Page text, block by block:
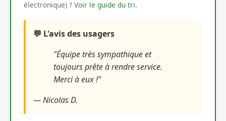
électronique) ? Voir le guide du tri.
💬 L'avis des usagers
"Équipe très sympathique et
toujours prête à rendre service.
Merci à eux !"
— Nicolas D.